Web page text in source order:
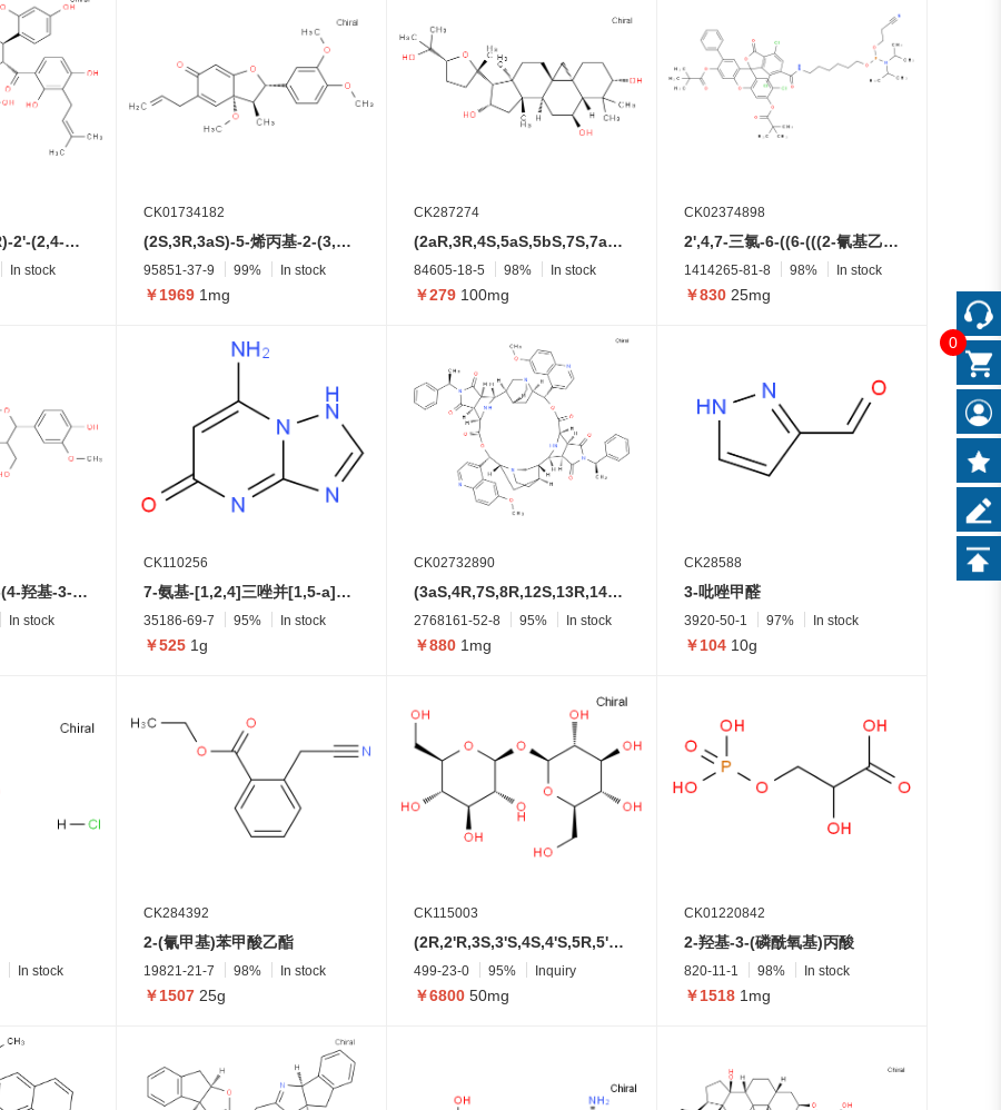
(S)-2-((1'S,2'S,3'R)-2'-(2,4-二羟基-3-(3-甲基丁-2-烯-1-基)苯甲酰基)-2,2'',4'',6-四羟基-5'-甲基-1',2',3',4'-四氢-[1,1':3',1''-三联苯]-3-基)-5,7-二羟基苯并二氢吡喃-4-酮
In stock
CK01734182
(2S,3R,3aS)-5-烯丙基-2-(3,4-二甲氧基苯基)-3a-甲氧基-3-甲基-3,3a-二氢苯并呋喃-6(2H)-酮
95851-37-9 99% In stock
￥1969 1mg
CK287274
(2aR,3R,4S,5aS,5bS,7S,7aR,9S,11aR,12aS)-3-((2S,5R)-5-(2-羟基丙-2-基)-2-甲基四氢呋喃-2-基)-2a,5a,8,8-四甲基十四氢-1H,12H-环戊并[a]环丙并[e]菲-4,7,9-三醇
84605-18-5 98% In stock
￥279 100mg
CK02374898
2',4,7-三氯-6-((6-(((2-氰基乙氧基)(二异丙基氨基)磷基)氧基)己基)氨基甲酰基)-3-氧代-7'-苯基-3H-螺[异苯并呋喃-1,9'-氧杂蒽]-3',6'-二基 双(2,2-二甲基丙酸酯)
1414265-81-8 98% In stock
￥830 25mg
3,5,7-三羟基-2-(2-(4-羟基-3-甲氧基苯基)-3-(羟甲基)-2,3-二氢苯并[b] [1,4]二氧杂环己烯-6-基)苯并二氢吡喃-4-酮
In stock
CK110256
7-氨基-[1,2,4]三唑并[1,5-a]嘧啶-5(1H)-酮
35186-69-7 95% In stock
￥525 1g
CK02732890
(3aS,4R,7S,8R,12S,13R,14R,14aR,17aS,18R,21S,22S,23R,26R,27R,28R,28aR)-7,21-双(6-甲氧基喹啉-4-基)-2,16-双((R)-1-苯乙基)二十氢-4,28:14,18-二环亚胺-8,12:9,13:22,26:23,27-四甲桥二吡咯并[3,4-j:3',4'-w][1,14]二氧杂[4,17]二氮杂环二十六烷-1,3,5,15,17,19(2H,16H)-六酮
2768161-52-8 95% In stock
￥880 1mg
CK28588
3-吡唑甲醛
3920-50-1 97% In stock
￥104 10g
In stock
CK284392
2-(氰甲基)苯甲酸乙酯
19821-21-7 98% In stock
￥1507 25g
CK115003
(2R,2'R,3S,3'S,4S,4'S,5R,5'R,6S,6'S)-6,6'-氧基双(2-(羟甲基)四氢-2H-吡喃-3,4,5-三醇)
499-23-0 95% Inquiry
￥6800 50mg
CK01220842
2-羟基-3-(磷酰氧基)丙酸
820-11-1 98% In stock
￥1518 1mg
0